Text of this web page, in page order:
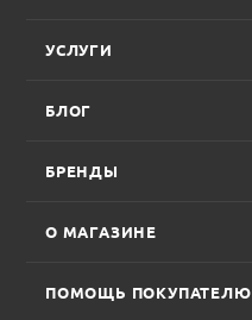
УСЛУГИ
БЛОГ
БРЕНДЫ
О МАГАЗИНЕ
ПОМОЩЬ ПОКУПАТЕЛЮ